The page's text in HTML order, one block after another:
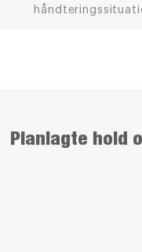
Planlagte hold